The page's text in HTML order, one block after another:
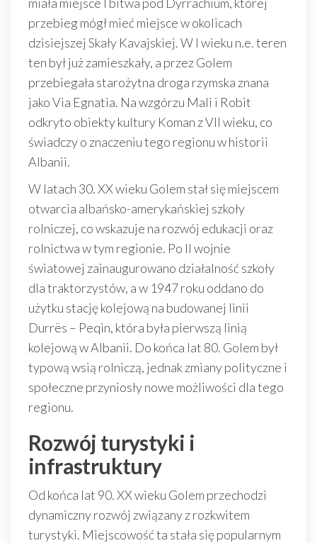
przebieg mógł mieć miejsce w okolicach
dzisiejszej Skały Kavajskiej. W I wieku n.e. teren
ten był już zamieszkały, a przez Golem
przebiegała starożytna droga rzymska znana
jako Via Egnatia. Na wzgórzu Mali i Robit
odkryto obiekty kultury Koman z VII wieku, co
świadczy o znaczeniu tego regionu w historii
Albanii.
W latach 30. XX wieku Golem stał się miejscem
otwarcia albańsko-amerykańskiej szkoły
rolniczej, co wskazuje na rozwój edukacji oraz
rolnictwa w tym regionie. Po II wojnie
światowej zainaugurowano działalność szkoły
dla traktorzystów, a w 1947 roku oddano do
użytku stację kolejową na budowanej linii
Durrës – Peqin, która była pierwszą linią
kolejową w Albanii. Do końca lat 80. Golem był
typową wsią rolniczą, jednak zmiany polityczne i
społeczne przyniosły nowe możliwości dla tego
regionu.
Rozwój turystyki i
infrastruktury
Od końca lat 90. XX wieku Golem przechodzi
dynamiczny rozwój związany z rozkwitem
turystyki. Miejscowość ta stała się popularnym